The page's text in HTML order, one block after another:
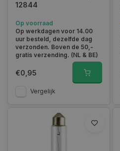
12844
Op voorraad
Op werkdagen voor 14.00
uur besteld, dezelfde dag
verzonden. Boven de 50,-
gratis verzending. (NL & BE)
€0,95
Vergelijk